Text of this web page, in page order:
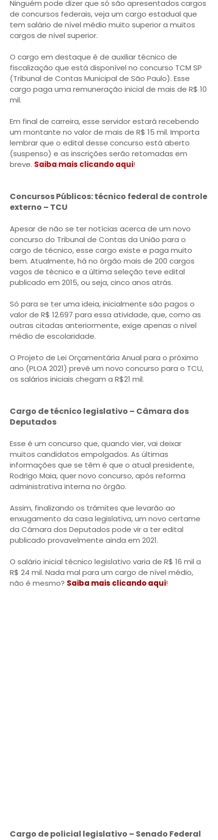
Ninguém pode dizer que só são apresentados cargos
de concursos federais, veja um cargo estadual que
tem salário de nível médio muito superior a muitos
cargos de nível superior.
O cargo em destaque é de auxiliar técnico de
fiscalização que está disponível no concurso TCM SP
(Tribunal de Contas Municipal de São Paulo). Esse
cargo paga uma remuneração inicial de mais de R$ 10
mil.
Em final de carreira, esse servidor estará recebendo
um montante no valor de mais de R$ 15 mil. Importa
lembrar que o edital desse concurso está aberto
(suspenso) e as inscrições serão retomadas em
breve. Saiba mais clicando aqui!
Concursos Públicos: técnico federal de controle
externo – TCU
Apesar de não se ter notícias acerca de um novo
concurso do Tribunal de Contas da União para o
cargo de técnico, esse cargo existe e paga muito
bem. Atualmente, há no órgão mais de 200 cargos
vagos de técnico e a última seleção teve edital
publicado em 2015, ou seja, cinco anos atrás.
Só para se ter uma ideia, inicialmente são pagos o
valor de R$ 12.697 para essa atividade, que, como as
outras citadas anteriormente, exige apenas o nível
médio de escolaridade.
O Projeto de Lei Orçamentária Anual para o próximo
ano (PLOA 2021) prevê um novo concurso para o TCU,
os salários iniciais chegam a R$21 mil.
Cargo de técnico legislativo – Câmara dos
Deputados
Esse é um concurso que, quando vier, vai deixar
muitos candidatos empolgados. As últimas
informações que se têm é que o atual presidente,
Rodrigo Maia, quer novo concurso, após reforma
administrativa interna no órgão.
Assim, finalizando os trâmites que levarão ao
enxugamento da casa legislativa, um novo certame
da Câmara dos Deputados pode vir a ter edital
publicado provavelmente ainda em 2021.
O salário inicial técnico legislativo varia de R$ 16 mil a
R$ 24 mil. Nada mal para um cargo de nível médio,
não é mesmo? Saiba mais clicando aqui!
Cargo de policial legislativo – Senado Federal